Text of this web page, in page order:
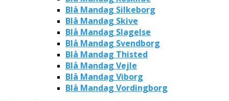
Blå Mandag Silkeborg
Blå Mandag Skive
Blå Mandag Slagelse
Blå Mandag Svendborg
Blå Mandag Thisted
Blå Mandag Vejle
Blå Mandag Viborg
Blå Mandag Vordingborg